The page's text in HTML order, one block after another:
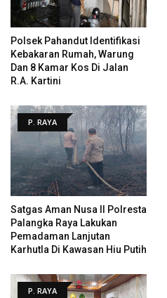
Polsek Pahandut Identifikasi
Kebakaran Rumah, Warung
Dan 8 Kamar Kos Di Jalan
R.A. Kartini
P. RAYA
Satgas Aman Nusa II Polresta
Palangka Raya Lakukan
Pemadaman Lanjutan
Karhutla Di Kawasan Hiu Putih
P. RAYA